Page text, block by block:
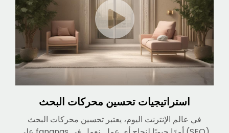
استراتيجيات تحسين محركات البحث
في عالم الإنترنت اليوم، يعتبر تحسين محركات البحث